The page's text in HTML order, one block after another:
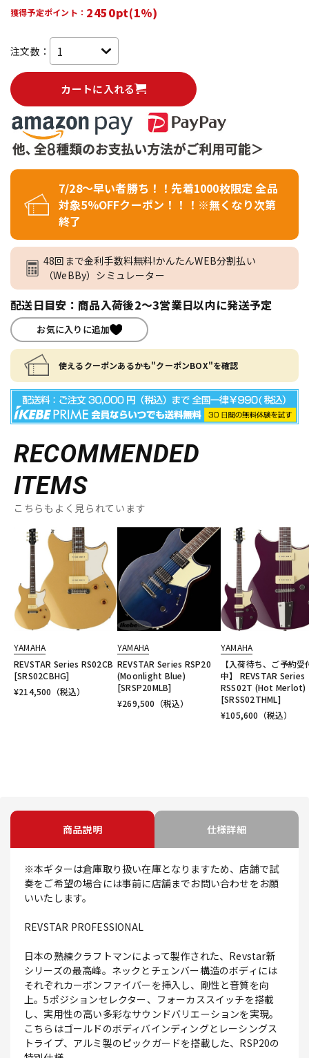
獲得予定ポイント： 2450pt(1%)
注文数：
カートに入れる
7/28～早い者勝ち！！先着1000枚限定 全品
対象5％OFFクーポン！！！※無くなり次第
終了
48回まで金利手数料無料!かんたんWEB分割払い
（WeBBy）シミュレーター
配送日目安：商品入荷後2～3営業日以内に発送予定
お気に入りに追加
使えるクーポンあるかも"クーポンBOX"を確認
RECOMMENDED
ITEMS
こちらもよく見られています
YAMAHA
REVSTAR Series RS02CB
[SRS02CBHG]
¥214,500 （税込）
YAMAHA
REVSTAR Series RSP20
(Moonlight Blue)
[SRSP20MLB]
¥269,500 （税込）
YAMAHA
【入荷待ち、ご予約受
中】 REVSTAR Series
RSS02T (Hot Merlot)
[SRSS02THML]
¥105,600 （税込）
商品説明 仕様詳細
※本ギターは倉庫取り扱い在庫となりますため、店舗で試
奏をご希望の場合には事前に店舗までお問い合わせをお願
いいたします。
REVSTAR PROFESSIONAL
日本の熟練クラフトマンによって製作された、Revstar新
シリーズの最高峰。ネックとチェンバー構造のボディには
それぞれカーボンファイバーを挿入し、剛性と音質を向
上。5ポジションセレクター、フォーカススイッチを搭載
し、実用性の高い多彩なサウンドバリエーションを実現。
こちらはゴールドのボディバインディングとレーシングス
トライプ、アルミ製のピックガードを搭載した、RSP20の